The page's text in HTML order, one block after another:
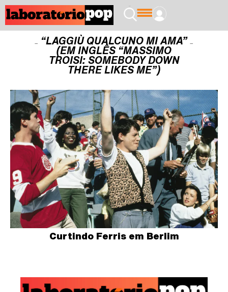
“LAGGIÙ QUALCUNO MI AMA”
(EM INGLÊS “MASSIMO
TROISI: SOMEBODY DOWN
THERE LIKES ME”)
Curtindo Ferris em Berlim